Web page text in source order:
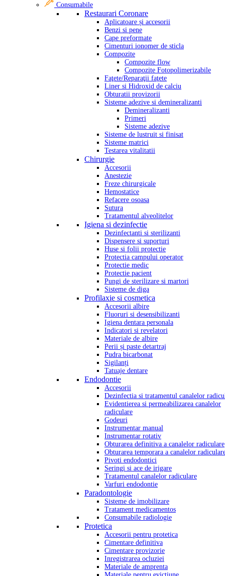
Consumabile
Restaurari Coronare
Aplicatoare și accesorii
Benzi si pene
Cape preformate
Cimenturi ionomer de sticla
Compozite
Compozite flow
Compozite Fotopolimerizabile
Faţete/Reparaţii faţete
Liner si Hidroxid de calciu
Obturatii provizorii
Sisteme adezive si demineralizanti
Demineralizanti
Primeri
Sisteme adezive
Sisteme de lustruit si finisat
Sisteme matrici
Testarea vitalitatii
Chirurgie
Accesorii
Anestezie
Freze chirurgicale
Hemostatice
Refacere osoasa
Sutura
Tratamentul alveolitelor
Igiena si dezinfectie
Dezinfectanti si sterilizanti
Dispensere si suporturi
Huse si folii protectie
Protectia campului operator
Protectie medic
Protectie pacient
Pungi de sterilizare si martori
Sisteme de diga
Profilaxie si cosmetica
Accesorii albire
Fluoruri si desensibilizanti
Igiena dentara personala
Indicatori si revelatori
Materiale de albire
Perii și paste detartraj
Pudra bicarbonat
Sigilanți
Tatuaje dentare
Endodontie
Accesorii
Dezinfectia si tratamentul canalelor
Evidentierea si permeabilizarea canalelor
radiculare
Godeuri
Instrumentar manual
Instrumentar rotativ
Obturarea definitiva a canalelor radiculare
Obturarea temporara a canalelor
Pivoti endodontici
Seringi si ace de irigare
Tratamentul canalelor radiculare
Varfuri endodontie
Paradontologie
Sisteme de imobilizare
Tratament medicamentos
Consumabile radiologie
Protetica
Accesorii pentru protetica
Cimentare definitiva
Cimentare provizorie
Inregistrarea ocluziei
Materiale de amprenta